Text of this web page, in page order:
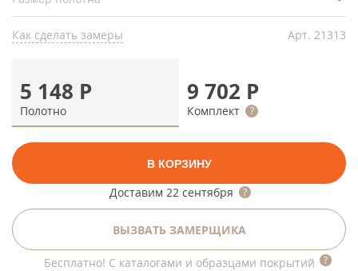
Как сделать замеры Арт. 21313
5 148 Р
Полотно
9 702 Р
Комплект
В КОРЗИНУ
Доставим 22 сентября
ВЫЗВАТЬ ЗАМЕРЩИКА
Бесплатно! С каталогами и образцами покрытий